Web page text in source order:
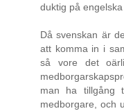
duktig på
Då svenskan är
att komma in i
så vore det
man ha tillgång
medborgare, och